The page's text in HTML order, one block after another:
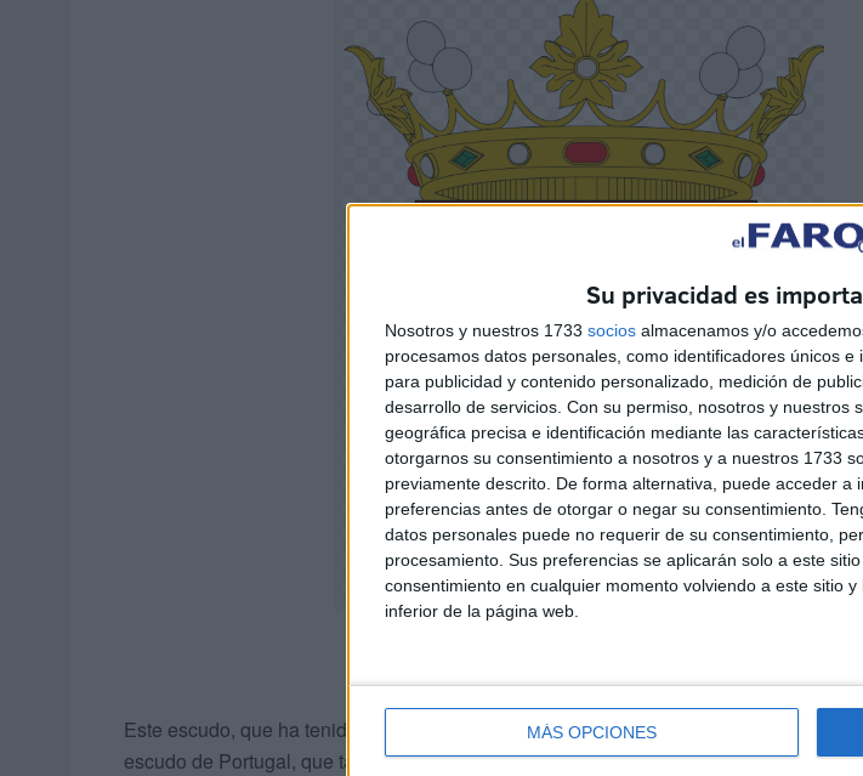
Su privacidad es
Nosotros y nuestros 1733 socios almacenamos y/o
procesamos datos personales, como identificadores únicos
para publicidad y contenido personalizado, medición de
desarrollo de servicios. Con su permiso, nosotros y nuestros
geográfica precisa e identificación mediante las
otorgarnos su consentimiento a nosotros y a nuestros 1733
previamente descrito. De forma alternativa, puede acceder a
preferencias antes de otorgar o negar su consentimiento.
datos personales puede no requerir de su consentimiento,
procesamiento. Sus preferencias se aplicarán solo a este
consentimiento en cualquier momento volviendo a este sitio
inferior de la página web.
MÁS OPCIONES
Este escudo, que ha tenido distintas versiones a lo largo de los siglos, tiene una
escudo de Portugal, que también está adornado con la misma franja roja, así como